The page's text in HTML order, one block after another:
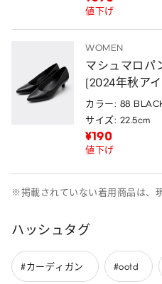
値下げ
WOMEN
マシュマロパ
(2024年秋ア
カラー: 88
サイズ: 22.5cm
¥190
値下げ
※掲載されていない着用商品は、
ハッシュタグ
#カーディガン #ootd